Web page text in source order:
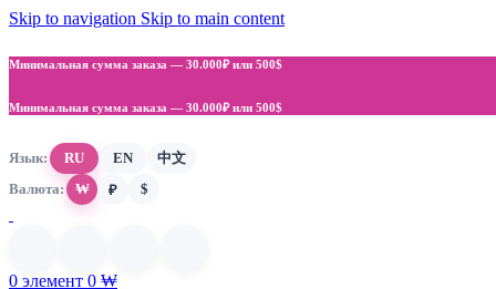
Skip to navigation Skip to main content
Минимальная сумма заказа — 30.000₽ или 500$
Минимальная сумма заказа — 30.000₽ или 500$
Язык: RU EN
中文
Валюта:
₩ ₽ $
0 элемент 0 ₩